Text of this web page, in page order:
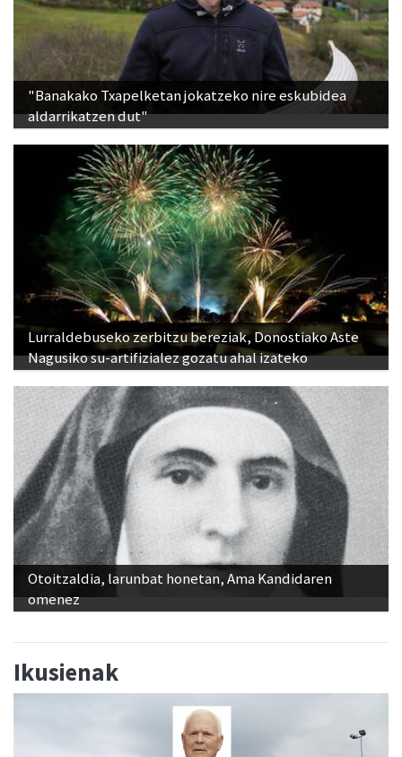
"Banakako Txapelketan jokatzeko nire eskubidea
aldarrikatzen dut"
Lurraldebuseko zerbitzu bereziak, Donostiako Aste
Nagusiko su-artifizialez gozatu ahal izateko
Otoitzaldia, larunbat honetan, Ama Kandidaren
omenez
Ikusienak